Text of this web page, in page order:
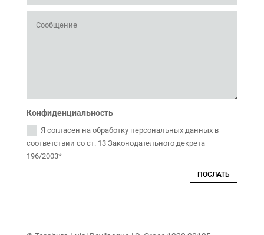
Конфиденциальность
Я согласен на обработку персональных данных в
соответствии со ст. 13 Законодательного декрета
196/2003*
ПОСЛАТЬ